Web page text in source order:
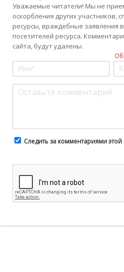
Уважаемые читатели! Мы не
оскорбления других участников,
ресурсы, враждебные заявления
посетителей ресурса.
сайта, будут удалены.
Следить за комментариями этой